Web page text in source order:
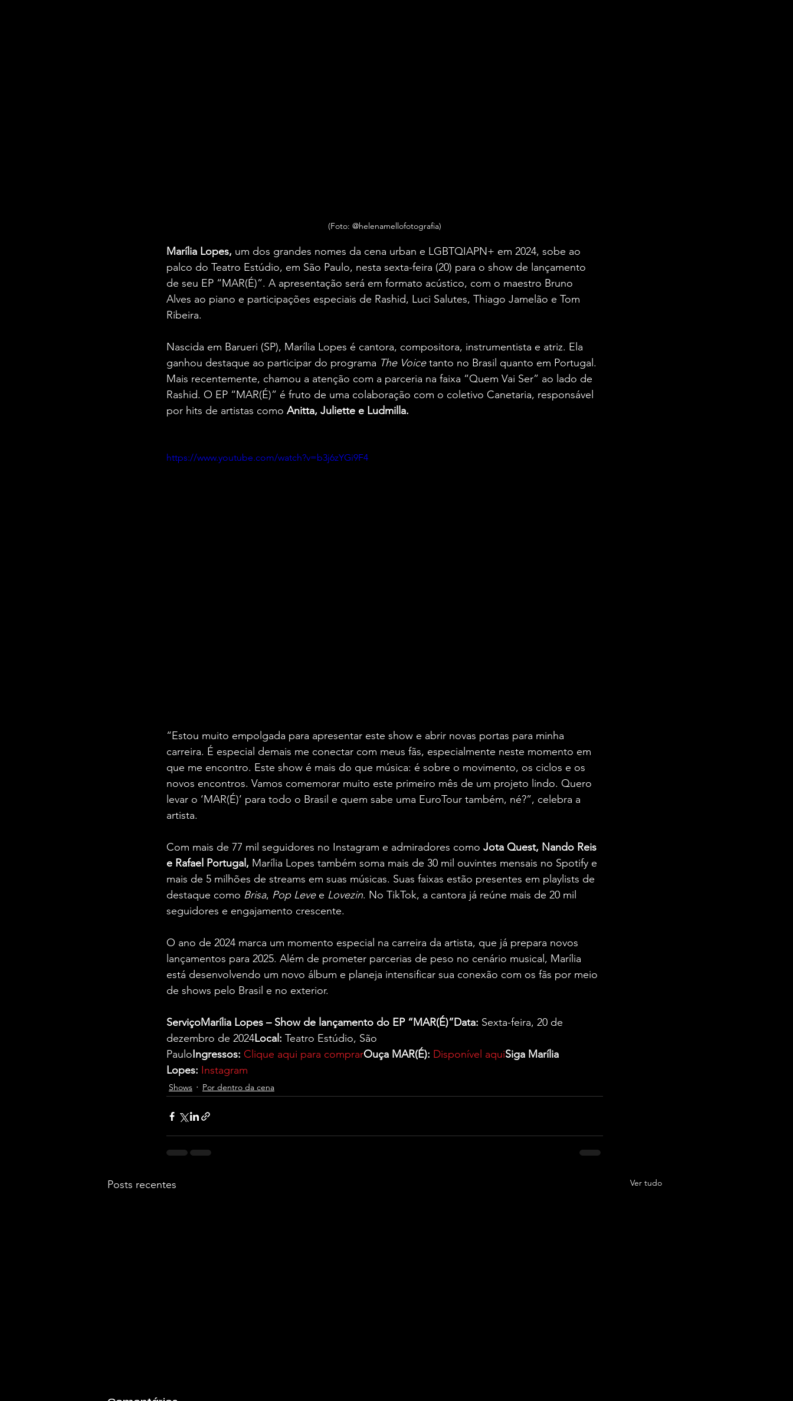
(Foto: @helenamellofotografia)
Marília Lopes, um dos grandes nomes da cena urban e LGBTQIAPN+ em 2024, sobe ao
palco do Teatro Estúdio, em São Paulo, nesta sexta-feira (20) para o show de lançamento
de seu EP “MAR(É)”. A apresentação será em formato acústico, com o maestro Bruno
Alves ao piano e participações especiais de Rashid, Luci Salutes, Thiago Jamelão e Tom
Ribeira.
Nascida em Barueri (SP), Marília Lopes é cantora, compositora, instrumentista e atriz. Ela
ganhou destaque ao participar do programa The Voice tanto no Brasil quanto em Portugal.
Mais recentemente, chamou a atenção com a parceria na faixa “Quem Vai Ser” ao lado de
Rashid. O EP “MAR(É)” é fruto de uma colaboração com o coletivo Canetaria, responsável
por hits de artistas como Anitta, Juliette e Ludmilla.
https://www.youtube.com/watch?v=b3j6zYGi9F4
“Estou muito empolgada para apresentar este show e abrir novas portas para minha
carreira. É especial demais me conectar com meus fãs, especialmente neste momento em
que me encontro. Este show é mais do que música: é sobre o movimento, os ciclos e os
novos encontros. Vamos comemorar muito este primeiro mês de um projeto lindo. Quero
levar o ‘MAR(É)’ para todo o Brasil e quem sabe uma EuroTour também, né?”, celebra a
artista.
Com mais de 77 mil seguidores no Instagram e admiradores como Jota Quest, Nando Reis
e Rafael Portugal, Marília Lopes também soma mais de 30 mil ouvintes mensais no Spotify e
mais de 5 milhões de streams em suas músicas. Suas faixas estão presentes em playlists de
destaque como Brisa, Pop Leve e Lovezin. No TikTok, a cantora já reúne mais de 20 mil
seguidores e engajamento crescente.
O ano de 2024 marca um momento especial na carreira da artista, que já prepara novos
lançamentos para 2025. Além de prometer parcerias de peso no cenário musical, Marília
está desenvolvendo um novo álbum e planeja intensificar sua conexão com os fãs por meio
de shows pelo Brasil e no exterior.
ServiçoMarília Lopes – Show de lançamento do EP “MAR(É)”Data: Sexta-feira, 20 de
dezembro de 2024Local: Teatro Estúdio, São
PauloIngressos: Clique aqui para comprarOuça MAR(É): Disponível aquiSiga Marília
Lopes: Instagram
Shows Por dentro da cena
Posts recentes Ver tudo